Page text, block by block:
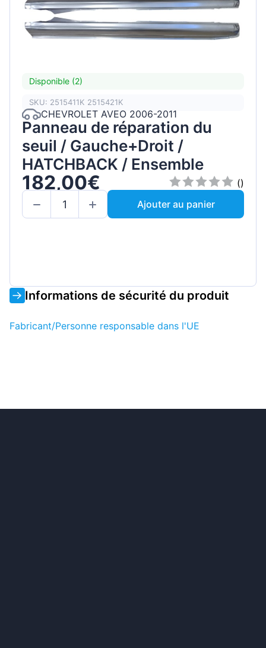
Disponible (2)
SKU: 2515411K 2515421K
CHEVROLET AVEO 2006-2011
Panneau de réparation du
seuil / Gauche+Droit /
HATCHBACK / Ensemble
182,00€
()
Ajouter au panier
Informations de sécurité du produit
Fabricant/Personne responsable dans l'UE